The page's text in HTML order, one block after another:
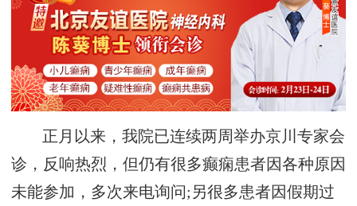
正月以来，我院已连续两周举办京川专家会
诊，反响热烈，但仍有很多癫痫患者因各种原因
未能参加，多次来电询问;另很多患者因假期过